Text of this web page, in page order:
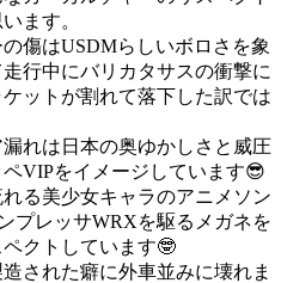
ます。
傷はUSDMらしいボロさを象
行中にバリカタサスの衝撃に
ットが割れて落下した訳では
れは日本の奥ゆかしさと威圧
VIPをイメージしています😎
る美少女キャラのアニメソン
プレッサWRXを駆るメガネを
クトしています🤓
された癖に外車並みに壊れま